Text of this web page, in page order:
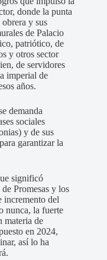
donde la punta
y sus
de Palacio
patriótico, de
y otros sector
de servidores
imperial de
años.
demanda
sociales
y de sus
garantizar la
significó
Promesas y los
incremento del
nunca, la fuerte
materia de
en 2024,
así lo ha